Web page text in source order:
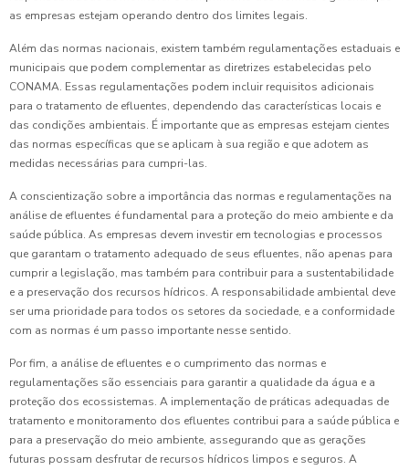
as empresas estejam operando dentro dos limites legais.
Além das normas nacionais, existem também regulamentações estaduais e
municipais que podem complementar as diretrizes estabelecidas pelo
CONAMA. Essas regulamentações podem incluir requisitos adicionais
para o tratamento de efluentes, dependendo das características locais e
das condições ambientais. É importante que as empresas estejam cientes
das normas específicas que se aplicam à sua região e que adotem as
medidas necessárias para cumpri-las.
A conscientização sobre a importância das normas e regulamentações na
análise de efluentes é fundamental para a proteção do meio ambiente e da
saúde pública. As empresas devem investir em tecnologias e processos
que garantam o tratamento adequado de seus efluentes, não apenas para
cumprir a legislação, mas também para contribuir para a sustentabilidade
e a preservação dos recursos hídricos. A responsabilidade ambiental deve
ser uma prioridade para todos os setores da sociedade, e a conformidade
com as normas é um passo importante nesse sentido.
Por fim, a análise de efluentes e o cumprimento das normas e
regulamentações são essenciais para garantir a qualidade da água e a
proteção dos ecossistemas. A implementação de práticas adequadas de
tratamento e monitoramento dos efluentes contribui para a saúde pública e
para a preservação do meio ambiente, assegurando que as gerações
futuras possam desfrutar de recursos hídricos limpos e seguros. A